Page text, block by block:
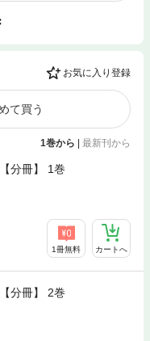
お気に入り登録
て買う
1巻から | 最新刊から
分冊】 1巻
1冊無料 カートへ
分冊】 2巻